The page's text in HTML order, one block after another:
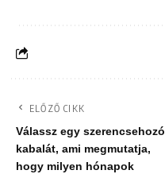
ELŐZŐ CIKK
Válassz egy szerencsehozó
kabalát, ami megmutatja,
hogy milyen hónapok